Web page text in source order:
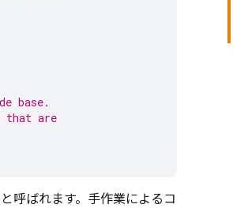
base.
that are
呼ばれます。手作業によるコ